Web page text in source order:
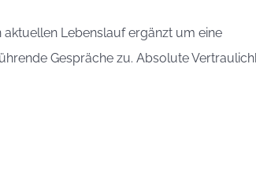
Lebenslauf ergänzt um eine
Gespräche zu. Absolute